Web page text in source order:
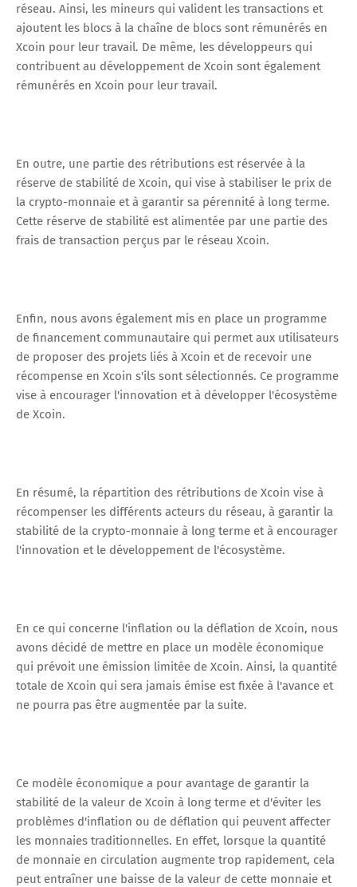
réseau. Ainsi, les mineurs qui valident les transactions et
ajoutent les blocs à la chaîne de blocs sont rémunérés en
Xcoin pour leur travail. De même, les développeurs qui
contribuent au développement de Xcoin sont également
rémunérés en Xcoin pour leur travail.
En outre, une partie des rétributions est réservée à la
réserve de stabilité de Xcoin, qui vise à stabiliser le prix de
la crypto-monnaie et à garantir sa pérennité à long terme.
Cette réserve de stabilité est alimentée par une partie des
frais de transaction perçus par le réseau Xcoin.
Enfin, nous avons également mis en place un programme
de financement communautaire qui permet aux utilisateurs
de proposer des projets liés à Xcoin et de recevoir une
récompense en Xcoin s'ils sont sélectionnés. Ce programme
vise à encourager l'innovation et à développer l'écosystème
de Xcoin.
En résumé, la répartition des rétributions de Xcoin vise à
récompenser les différents acteurs du réseau, à garantir la
stabilité de la crypto-monnaie à long terme et à encourager
l'innovation et le développement de l'écosystème.
En ce qui concerne l'inflation ou la déflation de Xcoin, nous
avons décidé de mettre en place un modèle économique
qui prévoit une émission limitée de Xcoin. Ainsi, la quantité
totale de Xcoin qui sera jamais émise est fixée à l'avance et
ne pourra pas être augmentée par la suite.
Ce modèle économique a pour avantage de garantir la
stabilité de la valeur de Xcoin à long terme et d'éviter les
problèmes d'inflation ou de déflation qui peuvent affecter
les monnaies traditionnelles. En effet, lorsque la quantité
de monnaie en circulation augmente trop rapidement, cela
peut entraîner une baisse de la valeur de cette monnaie et